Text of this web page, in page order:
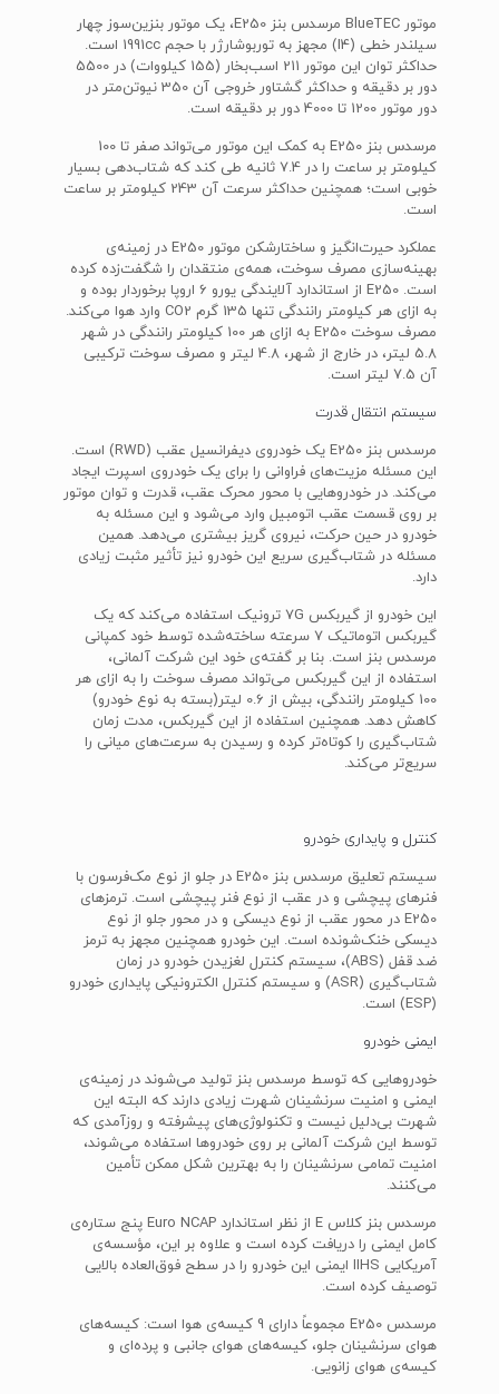
موتور BlueTEC مرسدس بنز E250، یک موتور بنزین‌سوز چهار
سیلندر خطی (I4) مجهز به توربوشارژر با حجم 1991cc است.
حداکثر توان این موتور 211 اسب‌بخار (155 کیلووات) در 5500
دور بر دقیقه و حداکثر گشتاور خروجی آن 350 نیوتن‌متر در
دور موتور 1200 تا 4000 دور بر دقیقه است.
مرسدس بنز E250 به کمک این موتور می‌تواند صفر تا 100
کیلومتر بر ساعت را در 7.4 ثانیه طی کند که شتاب‌دهی بسیار
خوبی است؛ همچنین حداکثر سرعت آن 243 کیلومتر بر ساعت
است.
عملکرد حیرت‌انگیز و ساختارشکن موتور E250 در زمینه‌ی
بهینه‌سازی مصرف سوخت، همه‌ی منتقدان را شگفت‌زده کرده
است. E250 از استاندارد آلایندگی یورو 6 اروپا برخوردار بوده و
به ازای هر کیلومتر رانندگی تنها 135 گرم CO2 وارد هوا می‌کند.
مصرف سوخت E250 به ازای هر 100 کیلومتر رانندگی در شهر
5.8 لیتر، در خارج از شهر، 4.8 لیتر و مصرف سوخت ترکیبی
آن 7.5 لیتر است.
سیستم انتقال قدرت
مرسدس بنز E250 یک خودروی دیفرانسیل عقب (RWD) است.
این مسئله مزیت‌های فراوانی را برای یک خودروی اسپرت ایجاد
می‌کند. در خودروهایی با محور محرک عقب، قدرت و توان موتور
بر روی قسمت عقب اتومبیل وارد می‌شود و این مسئله به
خودرو در حین حرکت، نیروی گریز بیشتری می‌دهد. همین
مسئله در شتاب‌گیری سریع این خودرو نیز تأثیر مثبت زیادی
دارد.
این خودرو از گیربکس 7G ترونیک استفاده می‌کند که یک
گیربکس اتوماتیک 7 سرعته ساخته‌شده توسط خود کمپانی
مرسدس بنز است. بنا بر گفته‌ی خود این شرکت آلمانی،
استفاده از این گیربکس می‌تواند مصرف سوخت را به ازای هر
100 کیلومتر رانندگی، بیش از 0.6 لیتر(بسته به نوع خودرو)
کاهش دهد. همچنین استفاده از این گیربکس، مدت زمان
شتاب‌گیری را کوتاه‌تر کرده و رسیدن به سرعت‌های میانی را
سریع‌تر می‌کند.
کنترل و پایداری خودرو
سیستم تعلیق مرسدس بنز E250 در جلو از نوع مک‌فرسون با
فنرهای پیچشی و در عقب از نوع فنر پیچشی است. ترمزهای
E250 در محور عقب از نوع دیسکی و در محور جلو از نوع
دیسکی خنک‌شونده است. این خودرو همچنین مجهز به ترمز
ضد قفل (ABS)، سیستم کنترل لغزیدن خودرو در زمان
شتاب‌گیری (ASR) و سیستم کنترل الکترونیکی پایداری خودرو
(ESP) است.
ایمنی خودرو
خودروهایی که توسط مرسدس بنز تولید می‌شوند در زمینه‌ی
ایمنی و امنیت سرنشینان شهرت زیادی دارند که البته این
شهرت بی‌دلیل نیست و تکنولوژی‌های پیشرفته و روزآمدی که
توسط این شرکت آلمانی بر روی خودروها استفاده می‌شوند،
امنیت تمامی سرنشینان را به بهترین شکل ممکن تأمین
می‌کنند.
مرسدس بنز کلاس E از نظر استاندارد Euro NCAP پنج ستاره‌ی
کامل ایمنی را دریافت کرده است و علاوه بر این، مؤسسه‌ی
آمریکایی IIHS ایمنی این خودرو را در سطح فوق‌العاده بالایی
توصیف کرده است.
مرسدس E250 مجموعاً دارای 9 کیسه‌ی هوا است: کیسه‌های
هوای سرنشینان جلو، کیسه‌های هوای جانبی و پرده‌ای و
کیسه‌ی هوای زانویی.